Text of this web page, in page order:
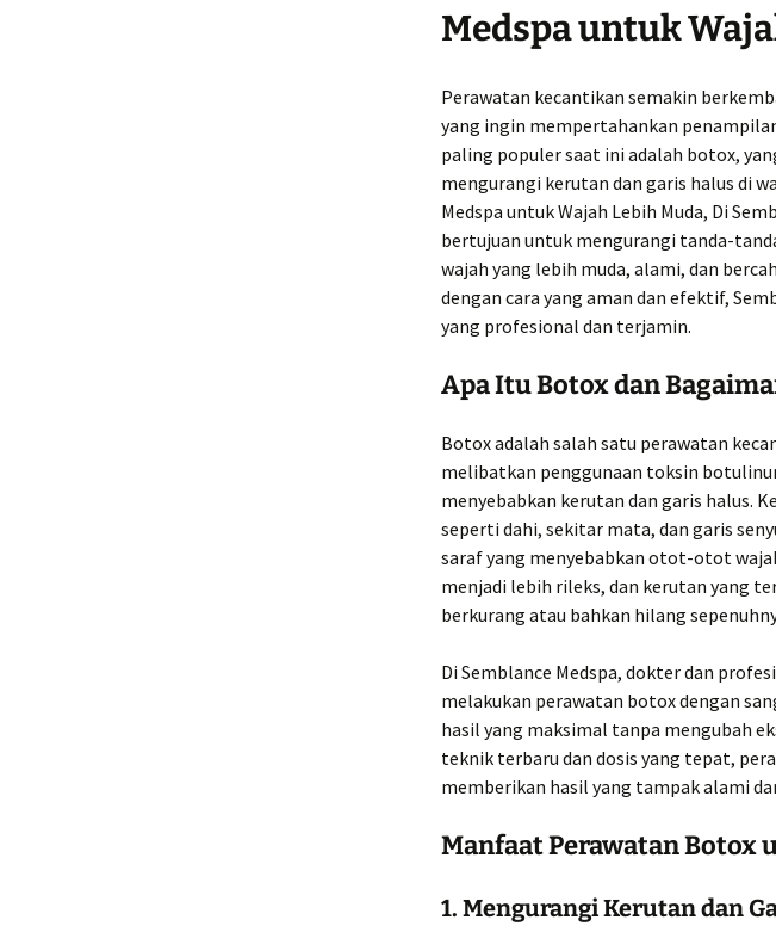
Medspa untuk
Perawatan kecantikan semakin
yang ingin mempertahankan
paling populer saat ini adalah botox,
mengurangi kerutan dan garis halus di
Medspa untuk Wajah Lebih Muda, Di
bertujuan untuk mengurangi tanda-
wajah yang lebih muda, alami, dan
dengan cara yang aman dan efektif,
yang profesional dan terjamin.
Apa Itu Botox dan
Botox adalah salah satu perawatan
melibatkan penggunaan toksin
menyebabkan kerutan dan garis halus.
seperti dahi, sekitar mata, dan garis
saraf yang menyebabkan otot-otot
menjadi lebih rileks, dan kerutan yang
berkurang atau bahkan hilang
Di Semblance Medspa, dokter dan
melakukan perawatan botox dengan
hasil yang maksimal tanpa mengubah
teknik terbaru dan dosis yang tepat,
memberikan hasil yang tampak alami
Manfaat Perawatan Botox
1. Mengurangi Kerutan dan